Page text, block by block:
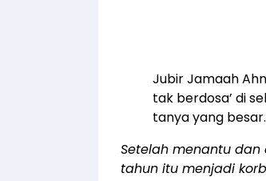
Jubir Jamaah
tak berdosa’ di
tanya yang besar.
Setelah menantu dan
tahun itu menjadi